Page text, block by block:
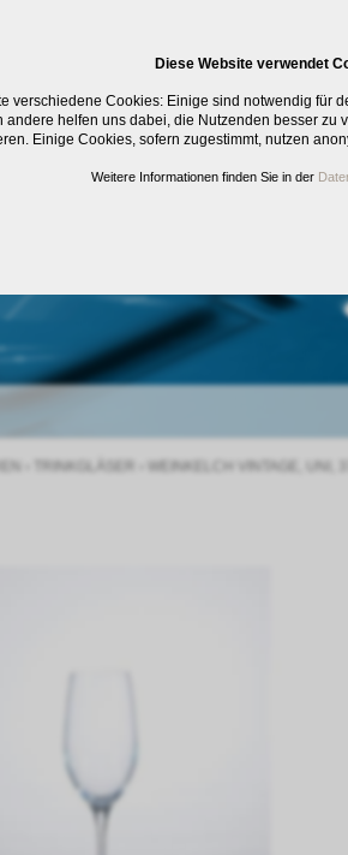
Diese Website verwendet
verschiedene Cookies: Einige sind notwendig für
helfen uns dabei, die Nutzenden besser
Einige Cookies, sofern zugestimmt, nutzen
Weitere Informationen finden Sie in der